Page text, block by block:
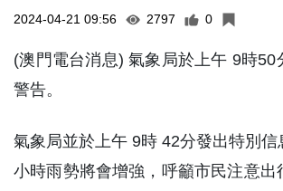
2024-04-21 09:56 2797 0
(澳門電台消息) 氣象局於上午 9時50
警告。
氣象局並於上午 9時 42分發出特別
小時雨勢將會增強，呼籲市民注意出